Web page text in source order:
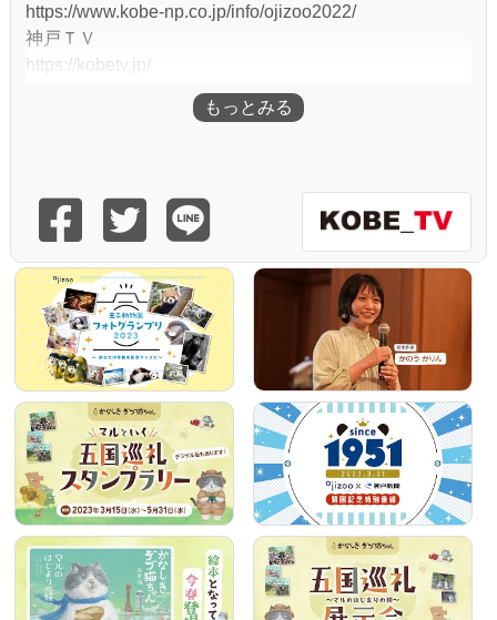
https://www.kobe-np.co.jp/info/ojizoo2022/
神戸ＴＶ
https://kobetv.jp/
https://www.youtube.com/channel/UCjk-1nBAG2ZbQTP